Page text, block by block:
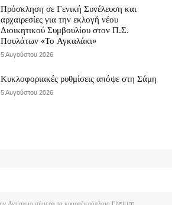
Πρόσκληση σε Γενική Συνέλευση και
αρχαιρεσίες για την εκλογή νέου
Διοικητικού Συμβουλίου στον Π.Σ.
Πουλάτων «Το Αγκαλάκι»
5 Αυγούστου 2026
Κυκλοφοριακές ρυθμίσεις απόψε στη Σάμη
5 Αυγούστου 2026